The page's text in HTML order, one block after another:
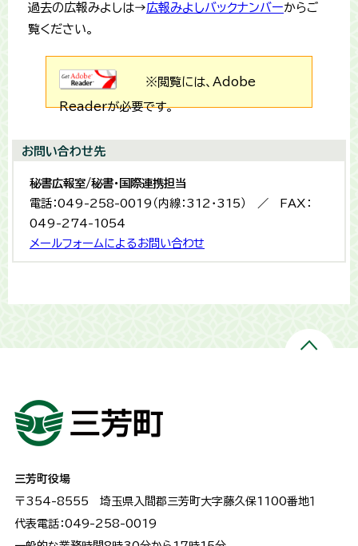
過去の広報みよしは→広報みよしバックナンバーからご
覧ください。
※閲覧には、Adobe
Readerが必要です。
お問い合わせ先
秘書広報室/秘書・国際連携担当
電話：049-258-0019（内線：312・315） ／ FAX：
049-274-1054
メールフォームによるお問い合わせ
三芳町役場
〒354-8555 埼玉県入間郡三芳町大字藤久保1100番地１
代表電話：049-258-0019